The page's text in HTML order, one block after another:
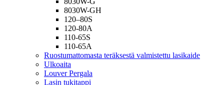
8030W-GH
120–80S
120-80A
110-65S
110-65A
Ruostumattomasta teräksestä valmistettu lasikaide
Ulkoaita
Louver Pergala
Lasin tukitappi